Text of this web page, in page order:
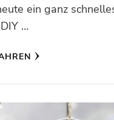
ein ganz
…